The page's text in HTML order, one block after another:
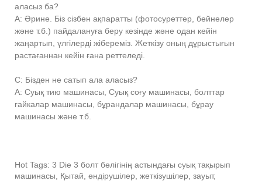
аласыз ба?
A: Әрине. Біз сізбен ақпаратты (фотосуреттер, бейнелер
және т.б.) пайдалануға беру кезінде және одан кейін
жаңартып, үлгілерді жібереміз. Жеткізу оның дұрыстығын
растағаннан кейін ғана реттеледі.
С: Бізден не сатып ала аласыз?
A: Суық тию машинасы, Суық соғу машинасы, болттар
гайкалар машинасы, бұрандалар машинасы, бұрау
машинасы және т.б.
Hot Tags: 3 Die 3 болт бөлігінің астындағы суық тақырып
машинасы, Қытай, өндірушілер, жеткізушілер, зауыт,